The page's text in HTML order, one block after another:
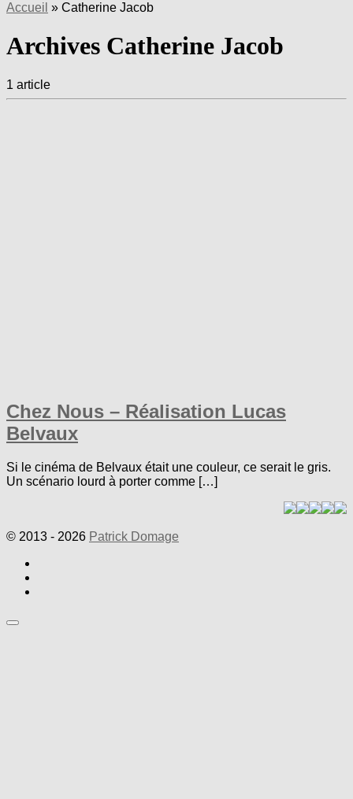
Accueil » Catherine Jacob
Archives Catherine Jacob
1 article
Chez Nous – Réalisation Lucas
Belvaux
Si le cinéma de Belvaux était une couleur, ce serait le gris.
Un scénario lourd à porter comme […]
© 2013 - 2026 Patrick Domage